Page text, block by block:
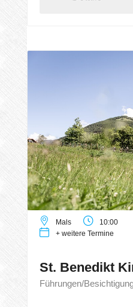
Mals
10:00
+ weitere Termine
St. Benedikt
Führungen/